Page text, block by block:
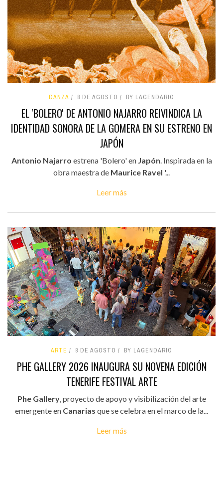
DANZA 8 DE AGOSTO BY LAGENDARIO
EL 'BOLERO' DE ANTONIO NAJARRO REIVINDICA LA
IDENTIDAD SONORA DE LA GOMERA EN SU ESTRENO EN
JAPÓN
Antonio Najarro estrena 'Bolero' en Japón. Inspirada en la
obra maestra de Maurice Ravel '...
Leer más
ARTE 8 DE AGOSTO BY LAGENDARIO
PHE GALLERY 2026 INAUGURA SU NOVENA EDICIÓN
TENERIFE FESTIVAL ARTE
Phe Gallery, proyecto de apoyo y visibilización del arte
emergente en Canarias que se celebra en el marco de la...
Leer más